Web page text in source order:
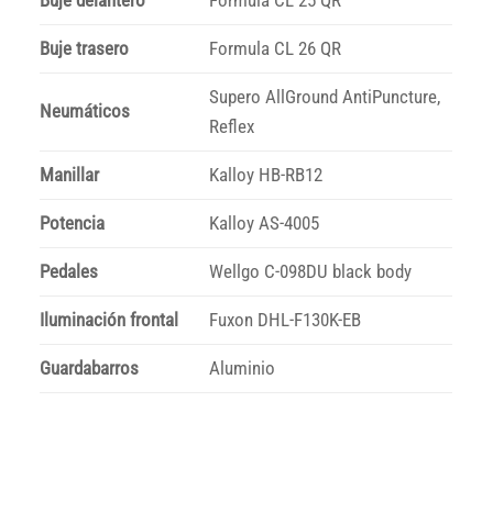
Buje trasero Formula CL 26 QR
Neumáticos
Supero AllGround AntiPuncture,
Reflex
Manillar Kalloy HB-RB12
Potencia Kalloy AS-4005
Pedales Wellgo C-098DU black body
Iluminación frontal Fuxon DHL-F130K-EB
Guardabarros Aluminio